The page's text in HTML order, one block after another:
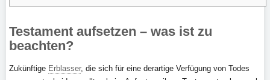
Testament aufsetzen – was ist zu
beachten?
Zukünftige Erblasser, die sich für eine derartige Verfügung von Todes